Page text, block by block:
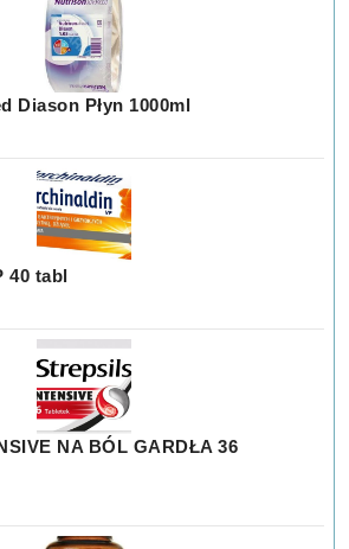
Diason Płyn 1000ml
40 tabl
NA BÓL GARDŁA 36